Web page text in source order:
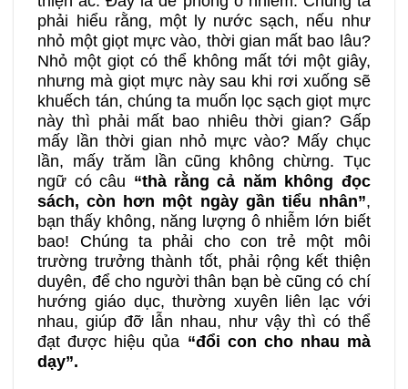
phải hiểu rằng, một ly nước sạch, nếu như
nhỏ một giọt mực vào, thời gian mất bao lâu?
Nhỏ một giọt có thể không mất tới một giây,
nhưng mà giọt mực này sau khi rơi xuống sẽ
khuếch tán, chúng ta muốn lọc sạch giọt mực
này thì phải mất bao nhiêu thời gian? Gấp
mấy lần thời gian nhỏ mực vào? Mấy chục
lần, mấy trăm lần cũng không chừng. Tục
ngữ có câu “thà rằng cả năm không đọc
sách, còn hơn một ngày gần tiểu nhân”,
bạn thấy không, năng lượng ô nhiễm lớn biết
bao! Chúng ta phải cho con trẻ một môi
trường trưởng thành tốt, phải rộng kết thiện
duyên, để cho người thân bạn bè cũng có chí
hướng giáo dục, thường xuyên liên lạc với
nhau, giúp đỡ lẫn nhau, như vậy thì có thể
đạt được hiệu qủa “đổi con cho nhau mà
dạy”.